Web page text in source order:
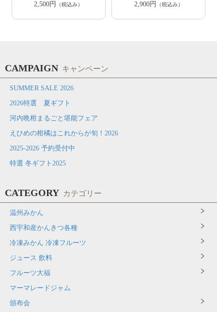
2,500円
（税込み）
2,900円
（税込み）
CAMPAIGN キャンペーン
SUMMER SALE 2026
2026特選 夏ギフト
河内晩柑まるごと堪能フェア
えひめの柑橘はこれからが旬！2026
2025-2026 予約受付中
特選 冬ギフト2025
CATEGORY カテゴリー
温州みかん
西宇和産かんきつ各種
冷凍みかん 冷凍フルーツ
ジュース 飲料
フルーツ大福
マーマレードジャム
頒布会